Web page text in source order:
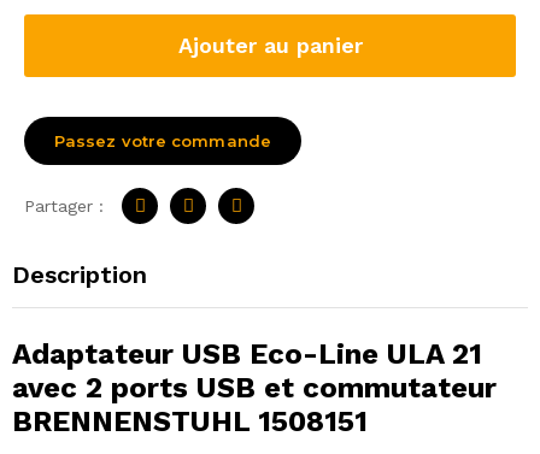
Ajouter au panier
Passez votre commande
Partager :
Description
Adaptateur USB Eco-Line ULA 21
avec 2 ports USB et commutateur
BRENNENSTUHL 1508151